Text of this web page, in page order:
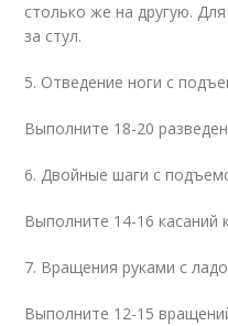
столько же на другую.
за стул.
5. Отведение ноги с
Выполните 18-20
6. Двойные шаги с
Выполните 14-16 касаний
7. Вращения руками с
Выполните 12-15